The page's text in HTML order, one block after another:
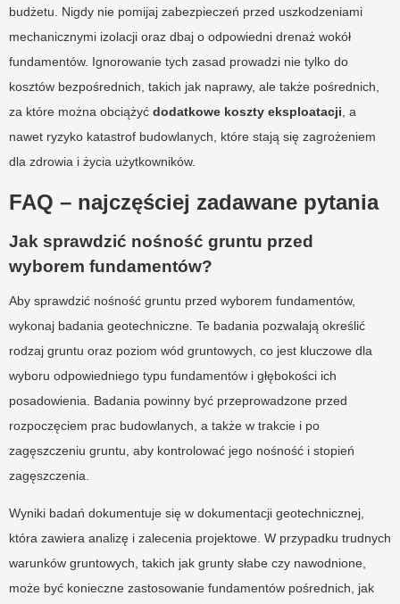
budżetu. Nigdy nie pomijaj zabezpieczeń przed uszkodzeniami
mechanicznymi izolacji oraz dbaj o odpowiedni drenaż wokół
fundamentów. Ignorowanie tych zasad prowadzi nie tylko do
kosztów bezpośrednich, takich jak naprawy, ale także pośrednich,
za które można obciążyć dodatkowe koszty eksploatacji, a
nawet ryzyko katastrof budowlanych, które stają się zagrożeniem
dla zdrowia i życia użytkowników.
FAQ – najczęściej zadawane pytania
Jak sprawdzić nośność gruntu przed
wyborem fundamentów?
Aby sprawdzić nośność gruntu przed wyborem fundamentów,
wykonaj badania geotechniczne. Te badania pozwalają określić
rodzaj gruntu oraz poziom wód gruntowych, co jest kluczowe dla
wyboru odpowiedniego typu fundamentów i głębokości ich
posadowienia. Badania powinny być przeprowadzone przed
rozpoczęciem prac budowlanych, a także w trakcie i po
zagęszczeniu gruntu, aby kontrolować jego nośność i stopień
zagęszczenia.
Wyniki badań dokumentuje się w dokumentacji geotechnicznej,
która zawiera analizę i zalecenia projektowe. W przypadku trudnych
warunków gruntowych, takich jak grunty słabe czy nawodnione,
może być konieczne zastosowanie fundamentów pośrednich, jak